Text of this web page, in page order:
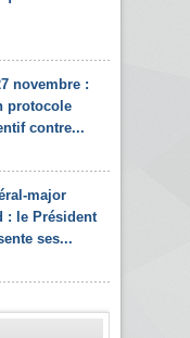
novembre :
protocole
contre...
major
: le Président
ses...